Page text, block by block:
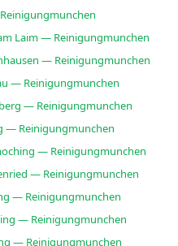
Laim — Reinigungmunchen
— Reinigungmunchen
— Reinigungmunchen
— Reinigungmunchen
— Reinigungmunchen
— Reinigungmunchen
— Reinigungmunchen
— Reinigungmunchen
— Reinigungmunchen
— Reinigungmunchen